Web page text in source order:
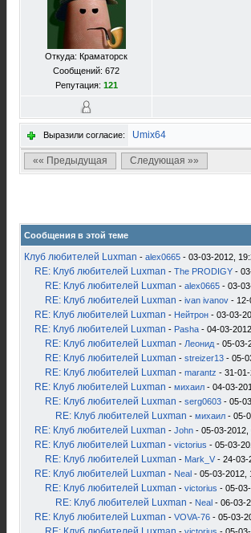
Откуда: Краматорск
Сообщений: 672
Репутация: 121
Выразили согласие: Umix64
«« Предыдущая Следующая »»
Сообщения в этой теме
Клуб любителей Luxman - alex0665 - 03-03-2012,
RE: Клуб любителей Luxman - The PRODIGY -
RE: Клуб любителей Luxman - alex0665 - 03-
RE: Клуб любителей Luxman - ivan ivanov - 12-
RE: Клуб любителей Luxman - Нейтрон - 03-03-
RE: Клуб любителей Luxman - Pasha - 04-03-
RE: Клуб любителей Luxman - Леонид - 05-03-
RE: Клуб любителей Luxman - streizer13 - 05-
RE: Клуб любителей Luxman - marantz - 31-
RE: Клуб любителей Luxman - михаил - 04-03-
RE: Клуб любителей Luxman - serg0603 - 05-
RE: Клуб любителей Luxman - михаил - 05-
RE: Клуб любителей Luxman - John - 05-03-2012,
RE: Клуб любителей Luxman - victorius - 05-03-
RE: Клуб любителей Luxman - Mark_V - 24-03-
RE: Клуб любителей Luxman - Neal - 05-03-2012,
RE: Клуб любителей Luxman - victorius - 05-
RE: Клуб любителей Luxman - Neal - 06-03-
RE: Клуб любителей Luxman - VOVA-76 - 05-03-